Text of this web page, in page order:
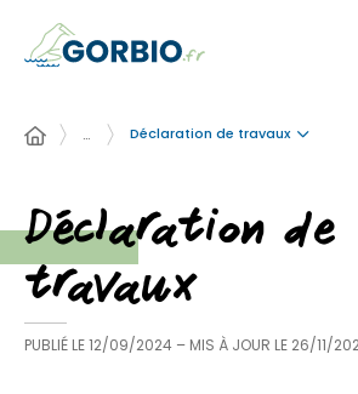
… Déclaration de travaux
Déclaration de
travaux
PUBLIÉ LE12/09/2024 – MIS À JOUR LE 26/11/